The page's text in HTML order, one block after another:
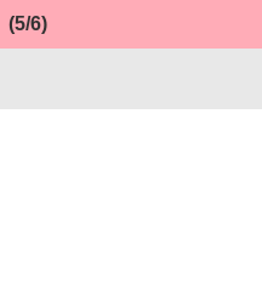
(5/6)